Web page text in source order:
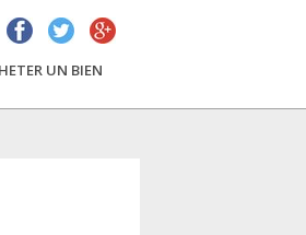
UN BIEN